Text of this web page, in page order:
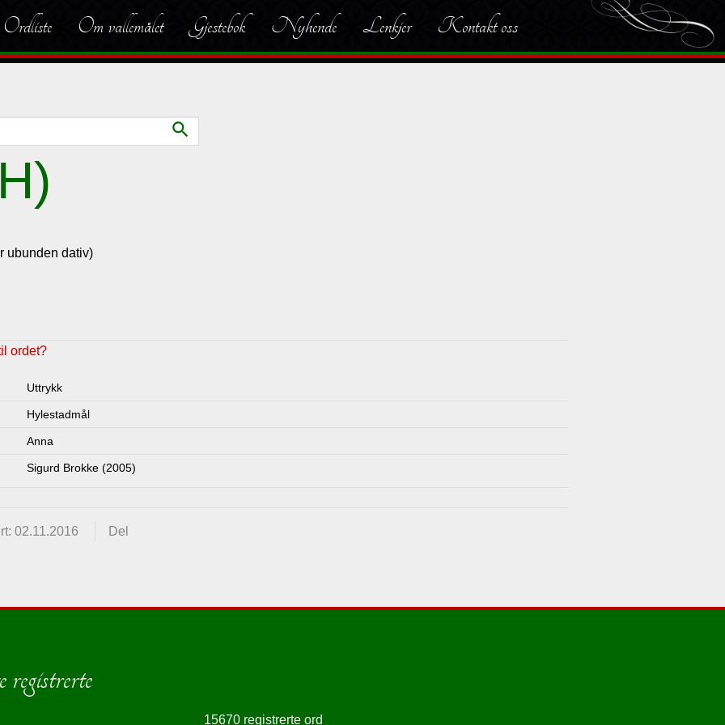
Ordliste Om vallemålet Gjestebok Nyhende Lenkjer Kontakt oss
search
ubunden dativ)
ordet?
Uttrykk
Hylestadmål
Anna
Sigurd Brokke (2005)
02.11.2016 Del
registrerte
15670 registrerte ord